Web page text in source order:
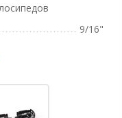
9/16"